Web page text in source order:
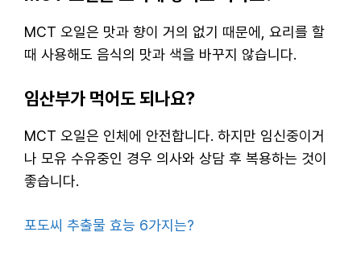
MCT 오일은 맛과 향이 거의 없기 때문에, 요리를 할
때 사용해도 음식의 맛과 색을 바꾸지 않습니다.
임산부가 먹어도 되나요?
MCT 오일은 인체에 안전합니다. 하지만 임신중이거
나 모유 수유중인 경우 의사와 상담 후 복용하는 것이
좋습니다.
포도씨 추출물 효능 6가지는?